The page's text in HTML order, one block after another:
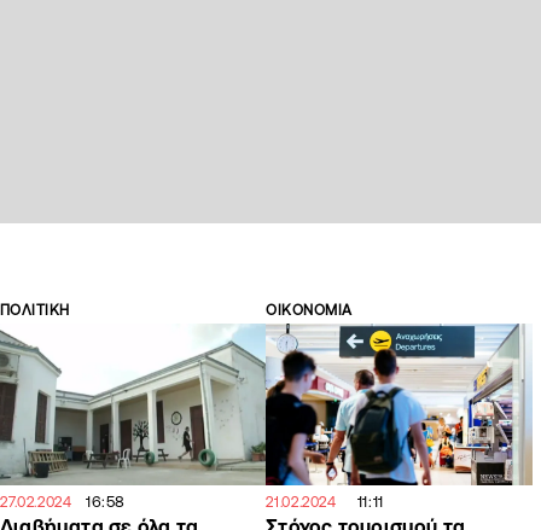
ΠΟΛΙΤΙΚΗ
27.02.2024 16:58
ΟΙΚΟΝΟΜΙΑ
21.02.2024 11:11